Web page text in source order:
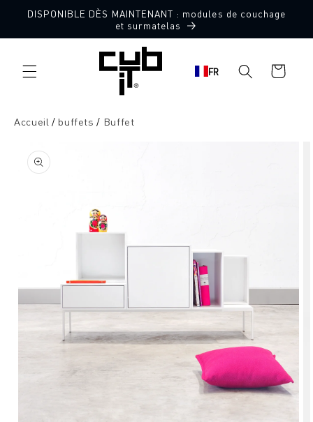
directement
DISPONIBLE DÈS MAINTENANT : modules de couchage
et surmatelas
FR
Panier
d'achat
Accueil buffets Buffet
l'information
sur le
produit